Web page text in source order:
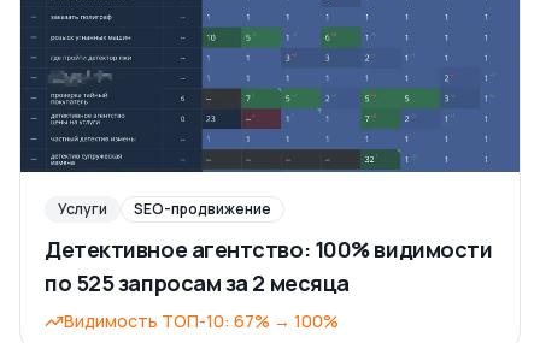
Услуги SEO-продвижение
Детективное агентство: 100% видимости
по 525 запросам за 2 месяца
Видимость ТОП-10: 67% → 100%